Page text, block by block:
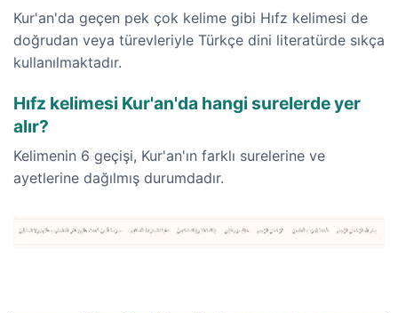
Kur'an'da geçen pek çok kelime gibi Hıfz kelimesi de
doğrudan veya türevleriyle Türkçe dini literatürde sıkça
kullanılmaktadır.
Hıfz kelimesi Kur'an'da hangi surelerde yer
alır?
Kelimenin 6 geçişi, Kur'an'ın farklı surelerine ve
ayetlerine dağılmış durumdadır.